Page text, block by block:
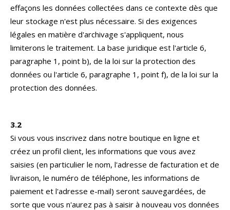
effaçons les données collectées dans ce contexte dès que
leur stockage n'est plus nécessaire. Si des exigences
légales en matière d'archivage s'appliquent, nous
limiterons le traitement. La base juridique est l'article 6,
paragraphe 1, point b), de la loi sur la protection des
données ou l'article 6, paragraphe 1, point f), de la loi sur la
protection des données.
3.2
Si vous vous inscrivez dans notre boutique en ligne et
créez un profil client, les informations que vous avez
saisies (en particulier le nom, l'adresse de facturation et de
livraison, le numéro de téléphone, les informations de
paiement et l'adresse e-mail) seront sauvegardées, de
sorte que vous n'aurez pas à saisir à nouveau vos données